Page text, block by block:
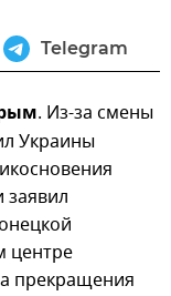
Telegram
. Из-за смены
Украины
центре
прекращения